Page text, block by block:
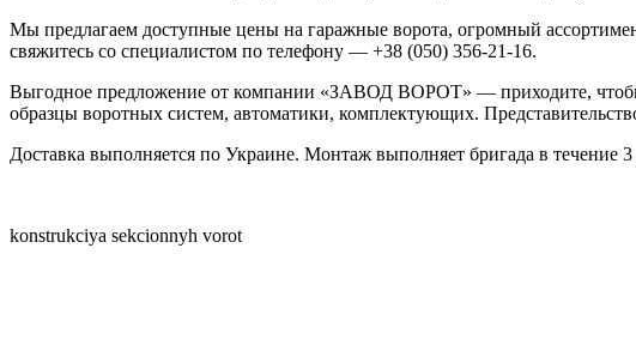
Мы предлагаем доступные цены на гаражные ворота, огромный
свяжитесь со специалистом по телефону — +38 (050) 356-21-16.
Выгодное предложение от компании «ЗАВОД ВОРОТ» — приходите,
образцы воротных систем, автоматики, комплектующих.
Доставка выполняется по Украине. Монтаж выполняет бригада в течение
konstrukciya sekcionnyh vorot